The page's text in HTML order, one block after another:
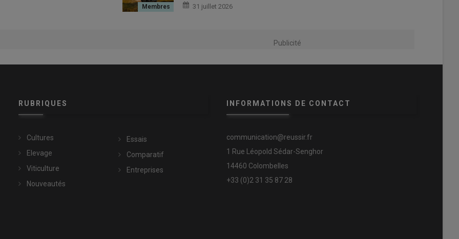
sont devenues indispensables »
moteur de la vitesse d’avancement. Enmode économique
que le mode puissance privilégie la capacité de poussée et
31 juillet 2026
Publicité
RUBRIQUES
Cultures
Elevage
Viticulture
Nouveautés
Essais
Comparatif
Entreprises
INFORMATIONS DE CONTACT
communication@reussir.fr
1 Rue Léopold Sédar-Senghor
14460 Colombelles
+33 (0)2 31 35 87 28